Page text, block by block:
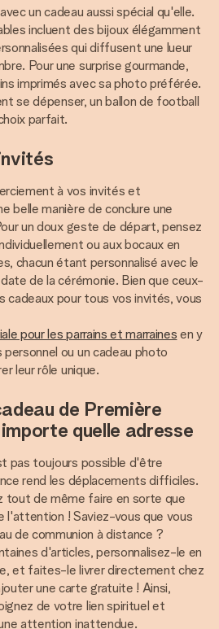
un cadeau aussi spécial qu'elle.
incluent des bijoux élégamment
qui diffusent une lueur
Pour une surprise gourmande,
imprimés avec sa photo préférée.
se dépenser, un ballon de football
parfait.
à vos invités et
belle manière de conclure une
un doux geste de départ, pensez
ou aux bocaux en
chacun étant personnalisé avec le
de la cérémonie. Bien que ceux-
pour tous vos invités, vous
pour les parrains et marraines en y
ou un cadeau photo
leur rôle unique.
de Première
quelle adresse
pas toujours possible d'être
rend les déplacements difficiles.
tout de même faire en sorte que
l'attention ! Saviez-vous que vous
de communion à distance ?
d'articles, personnalisez-le en
et faites-le livrer directement chez
une carte gratuite ! Ainsi,
de votre lien spirituel et
attention inattendue.